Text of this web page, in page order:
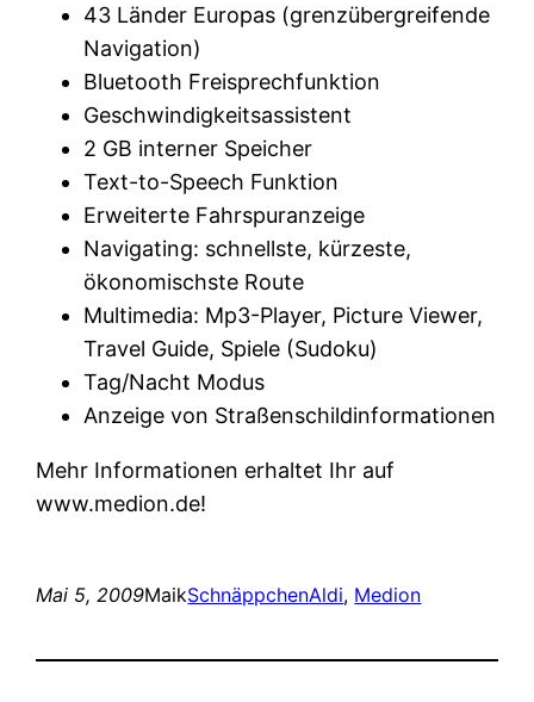
43 Länder Europas (grenzübergreifende
Navigation)
Bluetooth Freisprechfunktion
Geschwindigkeitsassistent
2 GB interner Speicher
Text-to-Speech Funktion
Erweiterte Fahrspuranzeige
Navigating: schnellste, kürzeste,
ökonomischste Route
Multimedia: Mp3-Player, Picture Viewer,
Travel Guide, Spiele (Sudoku)
Tag/Nacht Modus
Anzeige von Straßenschildinformationen
Mehr Informationen erhaltet Ihr auf
www.medion.de!
Mai 5, 2009MaikSchnäppchenAldi, Medion